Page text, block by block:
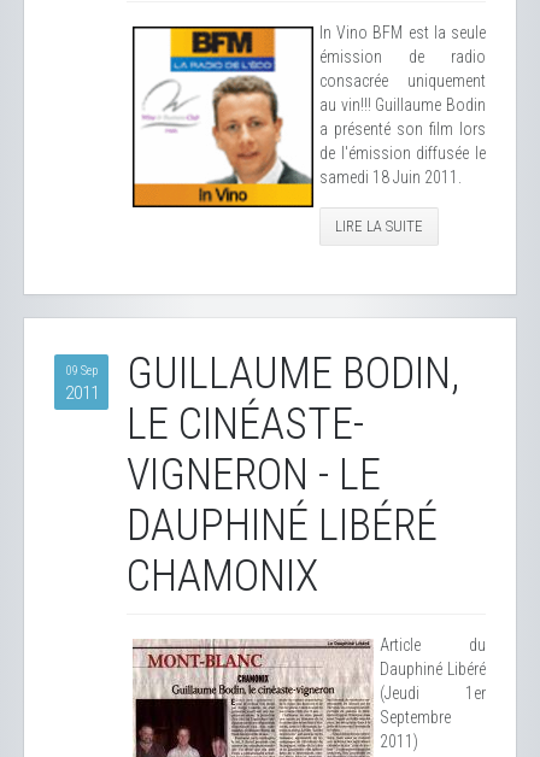
In Vino BFM est la seule
émission de radio
consacrée uniquement
au vin!!! Guillaume Bodin
a présenté son film lors
de l'émission diffusée le
samedi 18 Juin 2011.
LIRE LA SUITE
09 Sep
2011
GUILLAUME BODIN,
LE CINÉASTE-
VIGNERON - LE
DAUPHINÉ LIBÉRÉ
CHAMONIX
Article du
Dauphiné Libéré
(Jeudi 1er
Septembre
2011)